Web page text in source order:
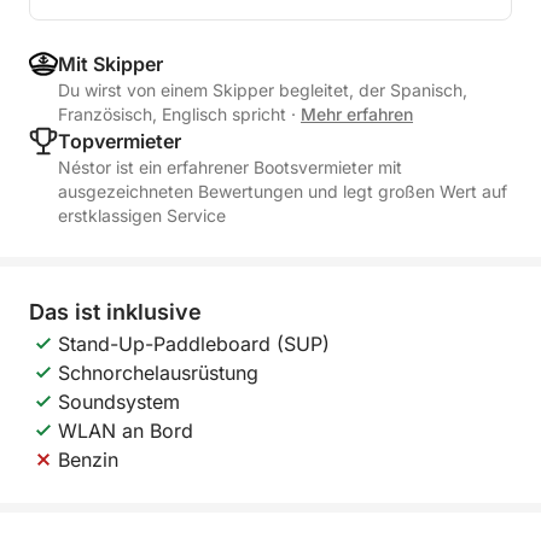
Mit Skipper
Du wirst von einem Skipper begleitet, der Spanisch,
Französisch, Englisch spricht · Mehr erfahren
Topvermieter
Néstor ist ein erfahrener Bootsvermieter mit
ausgezeichneten Bewertungen und legt großen Wert auf
erstklassigen Service
Das ist inklusive
Stand-Up-Paddleboard (SUP)
Schnorchelausrüstung
Soundsystem
WLAN an Bord
Benzin